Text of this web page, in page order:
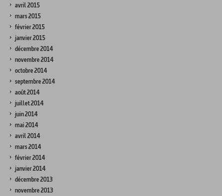
avril 2015
mars 2015
février 2015
janvier 2015
décembre 2014
novembre 2014
octobre 2014
septembre 2014
août 2014
juillet 2014
juin 2014
mai 2014
avril 2014
mars 2014
février 2014
janvier 2014
décembre 2013
novembre 2013